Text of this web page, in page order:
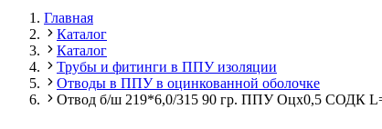
Главная
Каталог
Каталог
Трубы и фитинги в ППУ изоляции
Отводы в ППУ в оцинкованной оболочке
Отвод б/ш 219*6,0/315 90 гр. ППУ Оцх0,5 СОДК